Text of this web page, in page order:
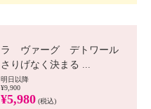
ラ ヴァーグ デトワール
さりげなく決まる ...
明日以降
¥9,900
¥5,980 (税込)